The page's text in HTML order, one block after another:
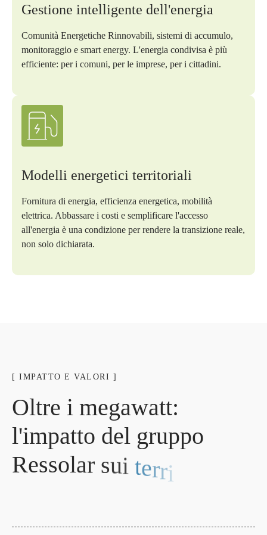
Gestione intelligente dell'energia
Comunità Energetiche Rinnovabili, sistemi di accumulo,
monitoraggio e smart energy. L'energia condivisa è più
efficiente: per i comuni, per le imprese, per i cittadini.
Modelli energetici territoriali
Fornitura di energia, efficienza energetica, mobilità
elettrica. Abbassare i costi e semplificare l'accesso
all'energia è una condizione per rendere la transizione reale,
non solo dichiarata.
[ IMPATTO E VALORI ]
Oltre i megawatt:
l'impatto del gruppo
Ressolar sui terri